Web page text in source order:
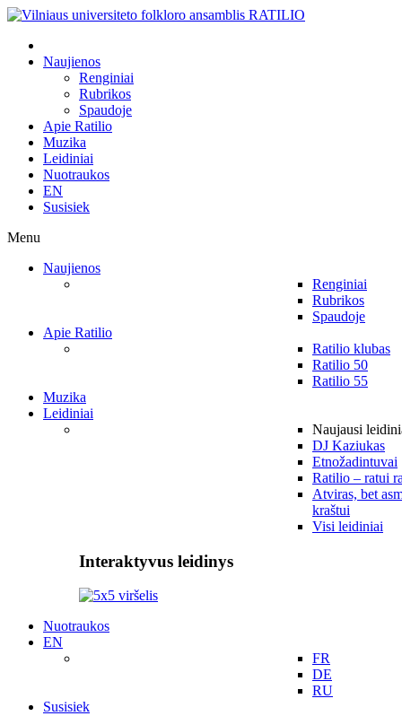
Naujienos
Renginiai
Rubrikos
Spaudoje
Apie Ratilio
Muzika
Leidiniai
Nuotraukos
EN
Susisiek
Menu
Naujienos
Renginiai
Rubrikos
Spaudoje
Apie Ratilio
Ratilio klubas
Ratilio 50
Ratilio 55
Muzika
Leidiniai
Naujausi
DJ Kaziukas
Etnožadintuvai
Ratilio – ratui
Atviras, bet
kraštui
Visi leidiniai
Interaktyvus leidinys
Nuotraukos
EN
FR
DE
RU
Susisiek